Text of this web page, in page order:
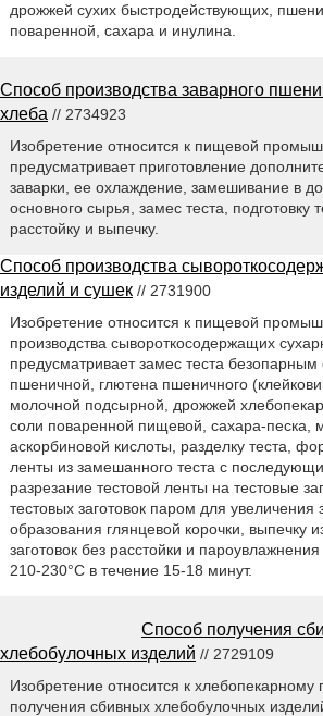
дрожжей сухих быстродействующих,
поваренной, сахара и инулина.
Способ производства заварного
хлеба // 2734923
Изобретение относится к пищевой
предусматривает приготовление
заварки, ее охлаждение, замешивание в
основного сырья, замес теста, подготовку
расстойку и выпечку.
Способ производства
изделий и сушек // 2731900
Изобретение относится к пищевой
производства сывороткосодержащих
предусматривает замес теста
пшеничной, глютена пшеничного
молочной подсырной, дрожжей
соли поваренной пищевой, сахара-песка,
аскорбиновой кислоты, разделку теста,
ленты из замешанного теста с
разрезание тестовой ленты на тестовые
тестовых заготовок паром для увеличения
образования глянцевой корочки, выпечку
заготовок без расстойки и
210-230°С в течение 15-18 минут.
Способ получения
хлебобулочных изделий // 2729109
Изобретение относится к хлебопекарному
получения сбивных хлебобулочных